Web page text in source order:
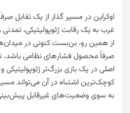
اوکراین در مسیر گذار از یک تقابل
غرب به یک رقابت ژئوپولیتیکی،
از همین رو، بن‌بست کنونی در
صرفاً محصول فشارهای نظامی باشد،
اصلی در یک بازی بزرگ‌تر
کوچک‌ترین اشتباه در آن می‌تواند
به سوی وضعیت‌های غیرقابل